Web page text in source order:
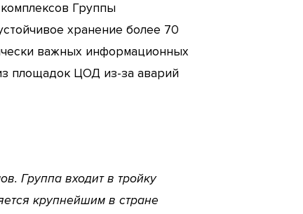
Группы
хранение более 70
важных информационных
площадок ЦОД из-за аварий
Группа входит в тройку
крупнейшим в стране